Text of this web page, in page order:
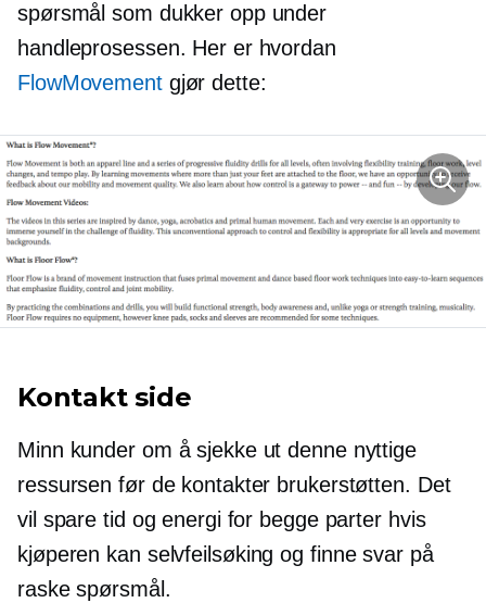
spørsmål som dukker opp under
handleprosessen. Her er hvordan
FlowMovementgjør dette:
Kontakt side
Minn kunder om å sjekke ut denne nyttige
ressursen før de kontakter brukerstøtten. Det
vil spare tid og energi for begge parter hvis
kjøperen kan selvfeilsøking og finne svar på
raske spørsmål.